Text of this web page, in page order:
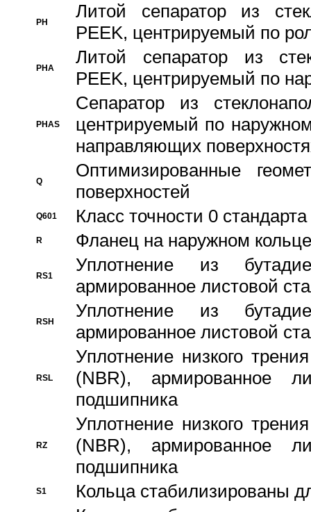
PH
Литой сепаратор из
PEEK, центрируемый по
PHA
Литой сепаратор из
PEEK, центрируемый по
PHAS
Сепаратор из
центрируемый по
направляющих
Q
Оптимизированные
поверхностей
Q601 Класс точности 0
R Фланец на наружном кольце
RS1
Уплотнение из
армированное листовой
RSH
Уплотнение из
армированное листовой
RSL
Уплотнение низкого
(NBR), армированное
подшипника
RZ
Уплотнение низкого
(NBR), армированное
подшипника
S1 Кольца стабилизированы